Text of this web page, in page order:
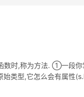
时,称为方法. ①一段
类型,它怎么会有属性